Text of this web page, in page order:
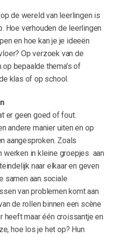
de wereld van leerlingen is
Hoe verhouden de leerlingen
en hoe kan je je ideeën
Op verzoek van de
bepaalde thema’s of
klas of op school.
er geen goed of fout.
andere manier uiten en op
aangesproken. Zoals
werken in kleine groepjes aan
naar elkaar en geven
samen aan sociale
van problemen komt aan
de rollen binnen een scène
heeft maar één croissantje en
hoe los je het op? Hun